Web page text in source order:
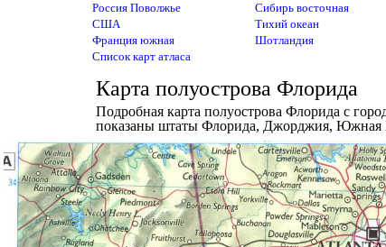
Россия Поволжье
Сибирь восточная
США
Тихий океан
Франция южная
Шотландия
Список карт атласа
Карта полуострова Флорида
Подробная карта полуострова Флорида с
показаны штаты Флорида, Джорджия, Южная